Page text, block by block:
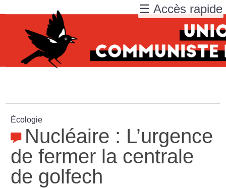
Écologie
Nucléaire : L’urgence
de fermer la centrale
de golfech
☰ Accès rapide